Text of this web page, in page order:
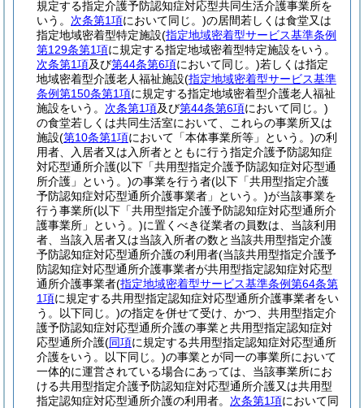
規定する指定介護予防認知症対応型共同生活介護事業所を
いう。 次条第1項において同じ。)の居間若しくは食堂又は
指定地域密着型特定施設(指定地域密着型サービス基準条例
第129条第1項に規定する指定地域密着型特定施設をいう。
次条第1項及び第44条第6項において同じ。)若しくは指定
地域密着型介護老人福祉施設(指定地域密着型サービス基準
条例第150条第1項に規定する指定地域密着型介護老人福祉
施設をいう。 次条第1項及び第44条第6項において同じ。)
の食堂若しくは共同生活室において、これらの事業所又は
施設(第10条第1項において「本体事業所等」という。)の利
用者、入居者又は入所者とともに行う指定介護予防認知症
対応型通所介護(以下「共用型指定介護予防認知症対応型通
所介護」という。)の事業を行う者(以下「共用型指定介護
予防認知症対応型通所介護事業者」という。)が当該事業を
行う事業所(以下「共用型指定介護予防認知症対応型通所介
護事業所」という。)に置くべき従業者の員数は、当該利用
者、当該入居者又は当該入所者の数と当該共用型指定介護
予防認知症対応型通所介護の利用者(当該共用型指定介護予
防認知症対応型通所介護事業者が共用型指定認知症対応型
通所介護事業者(指定地域密着型サービス基準条例第64条第
1項に規定する共用型指定認知症対応型通所介護事業者をい
う。以下同じ。)の指定を併せて受け、かつ、共用型指定介
護予防認知症対応型通所介護の事業と共用型指定認知症対
応型通所介護(同項に規定する共用型指定認知症対応型通所
介護をいう。以下同じ。)の事業とが同一の事業所において
一体的に運営されている場合にあっては、当該事業所にお
ける共用型指定介護予防認知症対応型通所介護又は共用型
指定認知症対応型通所介護の利用者。 次条第1項において同